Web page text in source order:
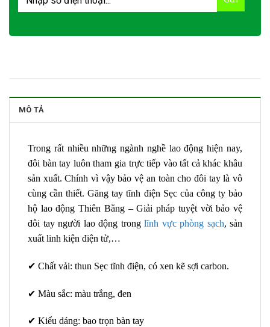
MÔ TẢ
Trong rất nhiều những ngành nghề lao động hiện nay,
đôi bàn tay luôn tham gia trực tiếp vào tất cả khác khâu
sản xuất. Chính vì vậy bảo vệ an toàn cho đôi tay là vô
cùng cần thiết. Găng tay tĩnh điện Sẹc của công ty bảo
hộ lao động Thiên Bằng – Giải pháp tuyệt vời bảo vệ
đôi tay người lao động trong lĩnh vực phòng sạch, sản
xuất linh kiện điện tử,…
✔ Chất vải: thun Sẹc tĩnh điện, có xen kẽ sợi carbon.
✔ Màu sắc: màu trắng, đen
✔ Kiểu dáng: bao trọn bàn tay